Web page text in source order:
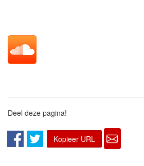
Deel deze pagina!
Kopieer URL